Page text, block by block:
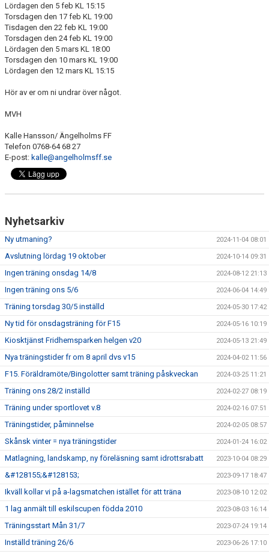
Lördagen den 5 feb KL 15:15
Torsdagen den 17 feb KL 19:00
Tisdagen den 22 feb KL 19:00
Torsdagen den 24 feb KL 19:00
Lördagen den 5 mars KL 18:00
Torsdagen den 10 mars KL 19:00
Lördagen den 12 mars KL 15:15
Hör av er om ni undrar över något.
MVH
Kalle Hansson/ Ängelholms FF
Telefon 0768-64 68 27
E-post: kalle@angelholmsff.se
Nyhetsarkiv
Ny utmaning? 2024-11-04 08:01
Avslutning lördag 19 oktober 2024-10-14 09:31
Ingen träning onsdag 14/8 2024-08-12 21:13
Ingen träning ons 5/6 2024-06-04 14:49
Träning torsdag 30/5 inställd 2024-05-30 17:42
Ny tid för onsdagsträning för F15 2024-05-16 10:19
Kiosktjänst Fridhemsparken helgen v20 2024-05-13 21:49
Nya träningstider fr om 8 april dvs v15 2024-04-02 11:56
F15. Föräldramöte/Bingolotter samt träning påskveckan 2024-03-25 11:21
Träning ons 28/2 inställd 2024-02-27 08:19
Träning under sportlovet v.8 2024-02-16 07:51
Träningstider, påminnelse 2024-02-05 08:57
Skånsk vinter = nya träningstider 2024-01-24 16:02
Matlagning, landskamp, ny föreläsning samt idrottsrabatt 2023-10-04 08:29
&#128155;&#128153; 2023-09-17 18:47
Ikväll kollar vi på a-lagsmatchen istället för att träna 2023-08-10 12:02
1 lag anmält till eskilscupen födda 2010 2023-08-03 16:14
Träningsstart Mån 31/7 2023-07-24 19:14
Inställd träning 26/6 2023-06-26 17:10